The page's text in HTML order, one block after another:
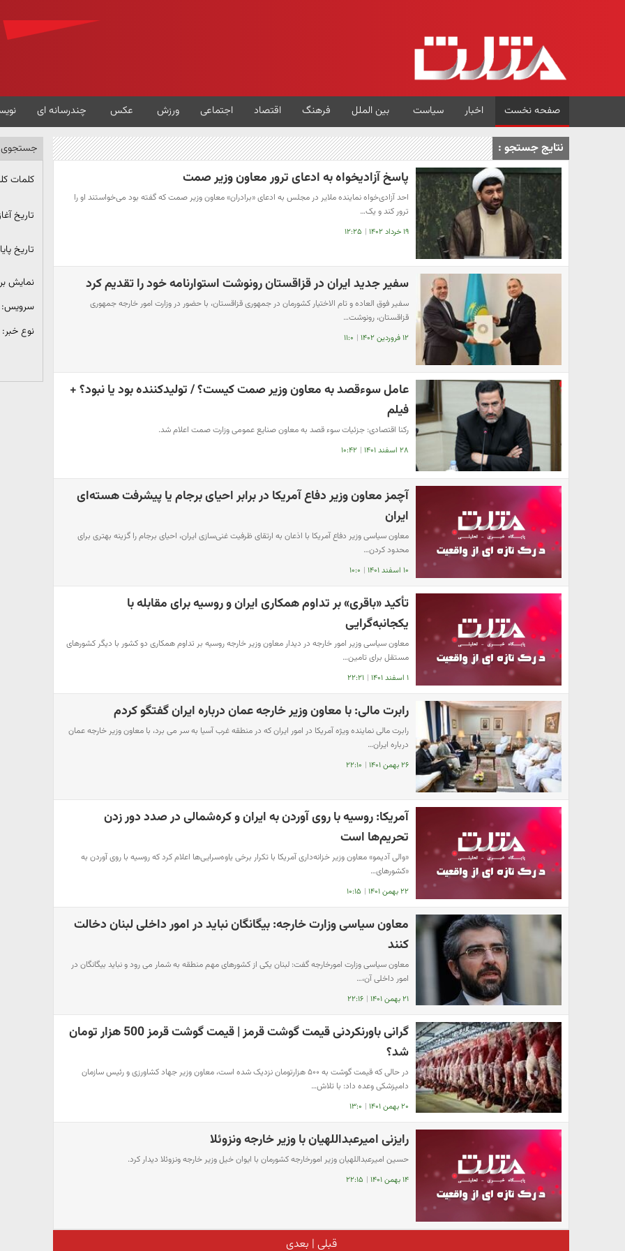
صفحه نخست اخبار سیاست بین الملل فرهنگ اقتصاد اجتماعی ورزش عکس چندرسانه ای
نتایج جستجو :
پاسخ آزادیخواه به ادعای ترور معاون وزیر صمت
احد آزادی‌خواه نماینده ملایر در مجلس به ادعای «برادران» معاون وزیر صمت که گفته بود می‌خواستند او را
ترور کند و یک…
۱۹ خرداد ۱۴۰۲ | ۱۲:۲۵
سفیر جدید ایران در قزاقستان رونوشت استوارنامه خود را تقدیم کرد
سفیر فوق العاده و تام الاختیار کشورمان در جمهوری قزاقستان، با حضور در وزارت امور خارجه جمهوری
قزاقستان، رونوشت…
۱۲ فروردین ۱۴۰۲ | ۱۱:۰
عامل سوءقصد به معاون وزیر صمت کیست؟ / تولیدکننده بود یا نبود؟ +
فیلم
رکنا اقتصادی: جزئیات سوء قصد به معاون صنایع عمومی وزارت صمت اعلام شد.
۲۸ اسفند ۱۴۰۱ | ۱۰:۴۲
آچمز معاون وزیر دفاع آمریکا در برابر احیای برجام یا پیشرفت هسته‌ای
ایران
معاون سیاسی وزیر دفاع آمریکا با اذعان به ارتقای ظرفیت غنی‌سازی ایران، احیای برجام را گزینه بهتری برای
محدود کردن…
۱۰ اسفند ۱۴۰۱ | ۱۰:۰
تأکید «باقری» بر تداوم همکاری ایران و روسیه برای مقابله با
یکجانبه‌گرایی
معاون سیاسی وزیر امور خارجه در دیدار معاون وزیر خارجه روسیه بر تداوم همکاری دو کشور با دیگر کشورهای
مستقل برای تامین…
۱ اسفند ۱۴۰۱ | ۲۲:۲۱
رابرت مالی: با معاون وزیر خارجه عمان درباره ایران گفتگو کردم
رابرت مالی نماینده ویژه آمریکا در امور ایران که در منطقه غرب آسیا به سر می برد، با معاون وزیر خارجه عمان
درباره ایران…
۲۶ بهمن ۱۴۰۱ | ۲۲:۱۰
آمریکا: روسیه با روی آوردن به ایران و کره‌شمالی در صدد دور زدن
تحریم‌ها است
«والی آدیمو» معاون وزیر خزانه‌داری آمریکا با تکرار برخی یاوه‌سرایی‌ها اعلام کرد که روسیه با روی آوردن به
«کشورهای…
۲۲ بهمن ۱۴۰۱ | ۱۰:۱۵
معاون سیاسی وزارت خارجه: بیگانگان نباید در امور داخلی لبنان دخالت
کنند
معاون سیاسی وزارت امورخارجه گفت: لبنان یکی از کشورهای مهم منطقه به شمار می رود و نباید بیگانگان در
امور داخلی آن،…
۲۱ بهمن ۱۴۰۱ | ۲۲:۱۶
گرانی باورنکردنی قیمت گوشت قرمز | قیمت گوشت قرمز 500 هزار تومان
شد؟
در حالی که قیمت گوشت به ۵۰۰ هزارتومان نزدیک شده است، معاون وزیر جهاد کشاورزی و رئیس سازمان
دامپزشکی وعده داد: با تلاش…
۲۰ بهمن ۱۴۰۱ | ۱۳:۰
رایزنی امیرعبداللهیان با وزیر خارجه ونزوئلا
حسین امیرعبداللهیان وزیر امورخارجه کشورمان با ایوان خیل وزیر خارجه ونزوئلا دیدار کرد.
۱۴ بهمن ۱۴۰۱ | ۲۲:۱۵
قبلی | بعدی
جستجوی
کلمات
تاریخ
تاریخ
نمایش
سرویس:
نوع خبر: